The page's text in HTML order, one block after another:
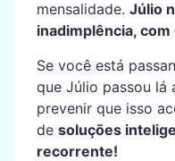
mensalidade. Júlio
inadimplência,
Se você está
que Júlio passou lá
prevenir que isso
de soluções
recorrente!